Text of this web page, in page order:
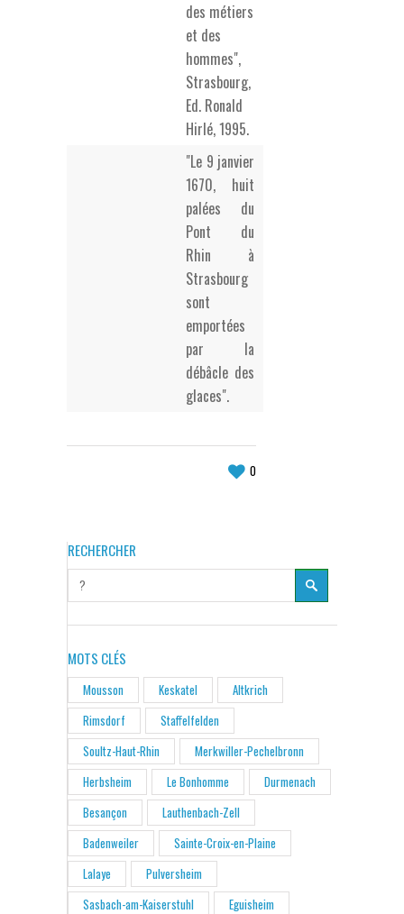
des métiers
et des
hommes",
Strasbourg,
Ed. Ronald
Hirlé, 1995.
"Le 9 janvier
1670, huit
palées du
Pont du
Rhin à
Strasbourg
sont
emportées
par la
débâcle des
glaces".
0
RECHERCHER
MOTS CLÉS
Mousson Keskatel
Altkrich
Rimsdorf
Staffelfelden
Soultz-Haut-Rhin
Merkwiller-Pechelbronn
Herbsheim
Le Bonhomme
Durmenach
Besançon
Lauthenbach-Zell
Badenweiler
Sainte-Croix-en-Plaine
Lalaye
Pulversheim
Sasbach-am-Kaiserstuhl
Eguisheim